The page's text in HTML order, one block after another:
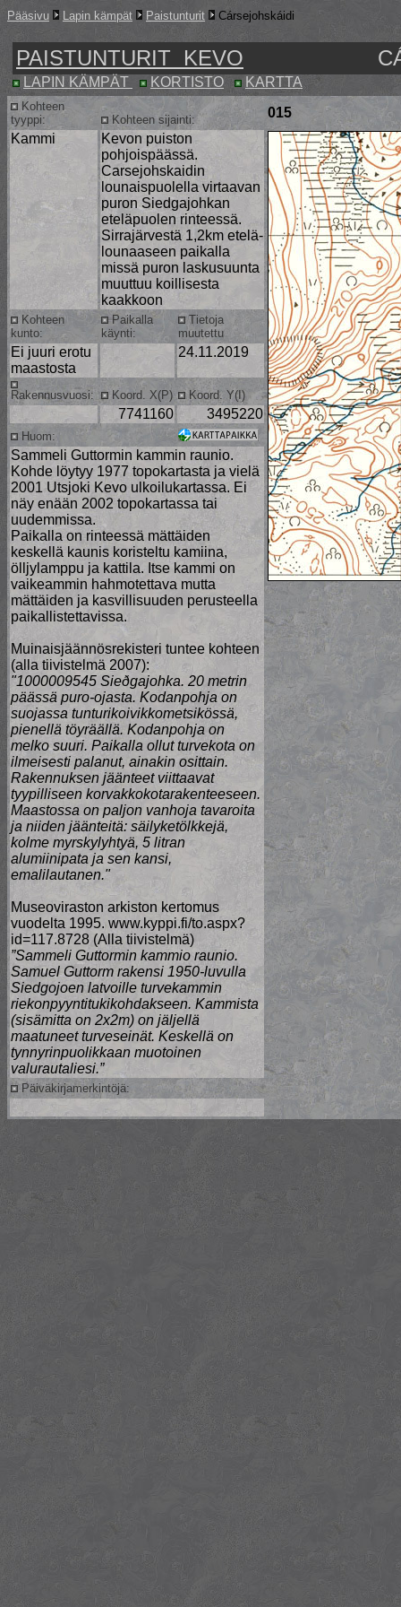
Pääsivu Lapin kämpät Paistunturit Cársejohskáidi
PAISTUNTURIT KEVO
LAPIN KÄMPÄT KORTISTO KARTTA
Kohteen
tyyppi:
Kohteen sijainti:
015
Kammi
Kevon puiston
pohjoispäässä.
Carsejohskaidin
lounaispuolella virtaavan
puron Siedgajohkan
eteläpuolen rinteessä.
Sirrajärvestä 1,2km etelä-
lounaaseen paikalla
missä puron laskusuunta
muuttuu koillisesta
kaakkoon
Kohteen
kunto:
Paikalla
käynti:
Tietoja
muutettu
Ei juuri erotu
maastosta
24.11.2019
Rakennusvuosi: Koord. X(P) Koord. Y(I)
7741160 3495220
Huom:
Sammeli Guttormin kammin raunio.
Kohde löytyy 1977 topokartasta ja vielä
2001 Utsjoki Kevo ulkoilukartassa. Ei
näy enään 2002 topokartassa tai
uudemmissa.
Paikalla on rinteessä mättäiden
keskellä kaunis koristeltu kamiina,
ölljylamppu ja kattila. Itse kammi on
vaikeammin hahmotettava mutta
mättäiden ja kasvillisuuden perusteella
paikallistettavissa.
Muinaisjäännösrekisteri tuntee kohteen
(alla tiivistelmä 2007):
"1000009545 Sieðgajohka. 20 metrin
päässä puro-ojasta. Kodanpohja on
suojassa tunturikoivikkometsikössä,
pienellä töyräällä. Kodanpohja on
melko suuri. Paikalla ollut turvekota on
ilmeisesti palanut, ainakin osittain.
Rakennuksen jäänteet viittaavat
tyypilliseen korvakkokotarakenteeseen.
Maastossa on paljon vanhoja tavaroita
ja niiden jäänteitä: säilyketölkkejä,
kolme myrskylyhtyä, 5 litran
alumiinipata ja sen kansi,
emalilautanen."
Museoviraston arkiston kertomus
vuodelta 1995. www.kyppi.fi/to.aspx?
id=117.8728 (Alla tiivistelmä)
”Sammeli Guttormin kammio raunio.
Samuel Guttorm rakensi 1950-luvulla
Siedgojoen latvoille turvekammin
riekonpyyntitukikohdakseen. Kammista
(sisämitta on 2x2m) on jäljellä
maatuneet turveseinät. Keskellä on
tynnyrinpuolikkaan muotoinen
valurautaliesi.”
Päiväkirjamerkintöjä: